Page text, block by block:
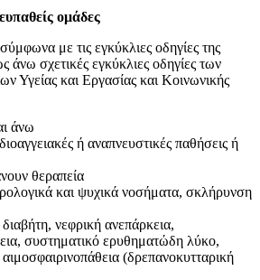
ομάδες
με τις εγκύκλιες οδηγίες της
άνω σχετικές εγκύκλιες οδηγίες των
Υγείας και Εργασίας και Κοινωνικής
άνω
ή αναπνευστικές παθήσεις ή
θεραπεία
και ψυχικά νοσήματα, σκλήρυνση
νεφρική ανεπάρκεια,
συστηματικό ερυθηματώδη λύκο,
(δρεπανοκυτταρική